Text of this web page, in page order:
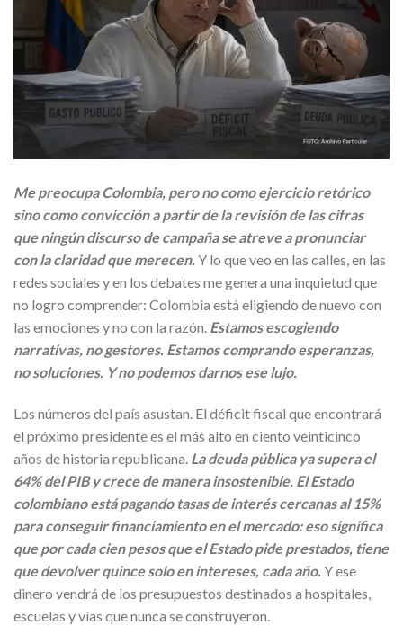
Me preocupa Colombia, pero no como ejercicio retórico
sino como convicción a partir de la revisión de las cifras
que ningún discurso de campaña se atreve a pronunciar
con la claridad que merecen. Y lo que veo en las calles, en las
redes sociales y en los debates me genera una inquietud que
no logro comprender: Colombia está eligiendo de nuevo con
las emociones y no con la razón. Estamos escogiendo
narrativas, no gestores. Estamos comprando esperanzas,
no soluciones. Y no podemos darnos ese lujo.
Los números del país asustan. El déficit fiscal que encontrará
el próximo presidente es el más alto en ciento veinticinco
años de historia republicana. La deuda pública ya supera el
64% del PIB y crece de manera insostenible. El Estado
colombiano está pagando tasas de interés cercanas al 15%
para conseguir financiamiento en el mercado: eso significa
que por cada cien pesos que el Estado pide prestados, tiene
que devolver quince solo en intereses, cada año. Y ese
dinero vendrá de los presupuestos destinados a hospitales,
escuelas y vías que nunca se construyeron.